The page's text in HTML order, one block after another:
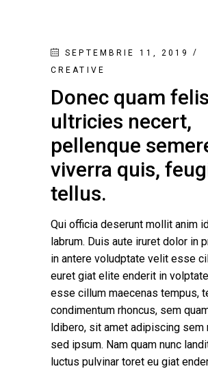
SEPTEMBRIE 11, 2019
CREATIVE
Donec quam
ultricies necert,
pellenque
viverra quis,
tellus.
Qui officia deserunt mollit anim
labrum. Duis aute iruret dolor in
in antere voludptate velit esse
euret giat elite enderit in
esse cillum maecenas tempus,
condimentum rhoncus, sem
ldibero, sit amet adipiscing sem
sed ipsum. Nam quam nunc
luctus pulvinar toret eu giat